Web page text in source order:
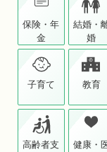
保険・年
金
結婚・
婚
子育て 教育
高齢者支
健康・